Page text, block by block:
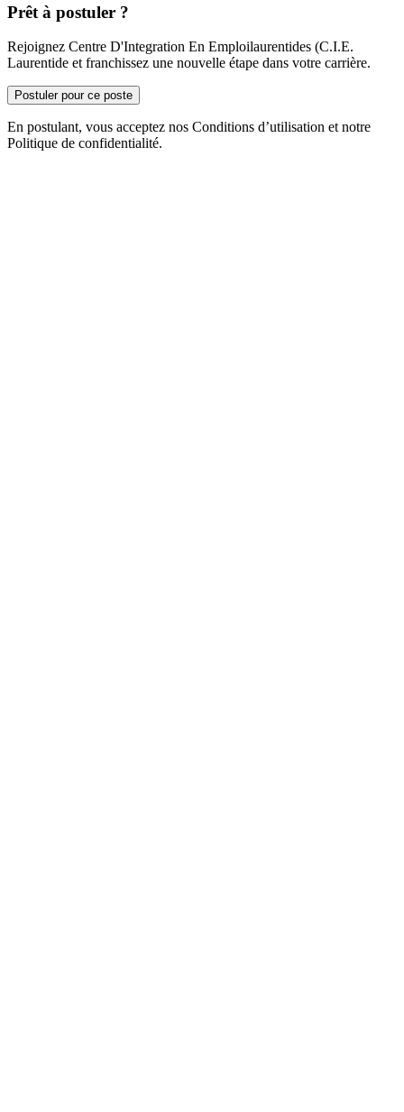
Prêt à postuler ?
Rejoignez Centre D'Integration En Emploilaurentides (C.I.E.
Laurentide et franchissez une nouvelle étape dans votre carrière.
Postuler pour ce poste
En postulant, vous acceptez nos Conditions d’utilisation et notre
Politique de confidentialité.